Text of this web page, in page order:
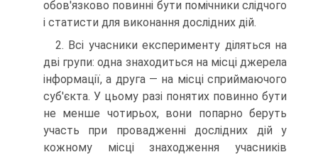
обов'язково повинні бути помічники слідчого
і статисти для виконання дослідних дій.
2. Всі учасники експерименту діляться на
дві групи: одна знаходиться на місці джерела
інформації, а друга — на місці сприймаючого
суб'єкта. У цьому разі понятих повинно бути
не менше чотирьох, вони попарно беруть
участь при провадженні дослідних дій у
кожному місці знаходження учасників